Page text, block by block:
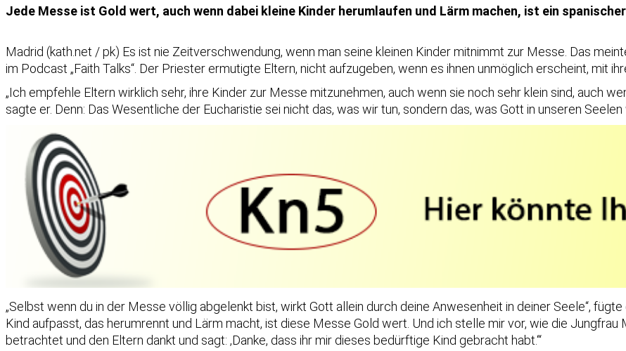
Jede Messe ist Gold wert, auch wenn dabei kleine Kinder herumlaufen und Lärm machen, ist ein
Madrid (kath.net / pk) Es ist nie Zeitverschwendung, wenn man seine kleinen Kinder mitnimmt zur Messe. Das
im Podcast „Faith Talks“. Der Priester ermutigte Eltern, nicht aufzugeben, wenn es ihnen unmöglich erscheint, mit
„Ich empfehle Eltern wirklich sehr, ihre Kinder zur Messe mitzunehmen, auch wenn sie noch sehr klein sind, auch
sagte er. Denn: Das Wesentliche der Eucharistie sei nicht das, was wir tun, sondern das, was Gott in unseren Seelen
„Selbst wenn du in der Messe völlig abgelenkt bist, wirkt Gott allein durch deine Anwesenheit in deiner Seele“,
Kind aufpasst, das herumrennt und Lärm macht, ist diese Messe Gold wert. Und ich stelle mir vor, wie die
betrachtet und den Eltern dankt und sagt: ‚Danke, dass ihr mir dieses bedürftige Kind gebracht habt.‘“